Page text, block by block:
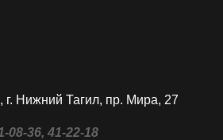
г. Нижний Тагил, пр. Мира, 27
08-36, 41-22-18